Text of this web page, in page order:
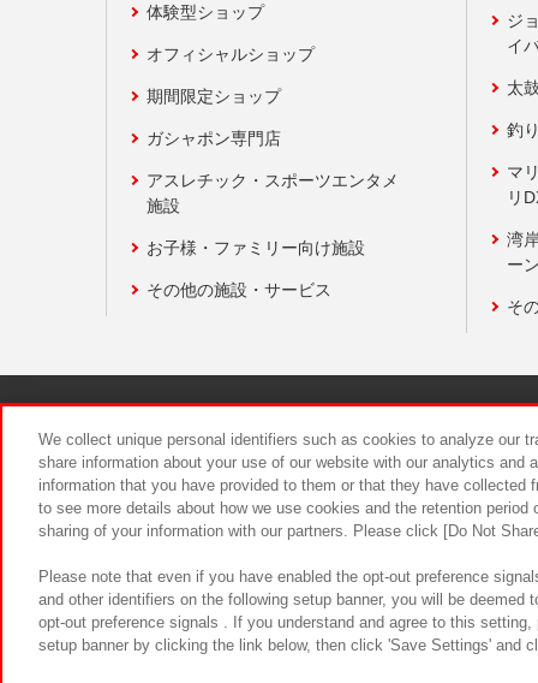
体験型ショップ
オフィシャルショップ
期間限定ショップ
ガシャポン専門店
アスレチック・スポーツエンタメ
施設
お子様・ファミリー向け施設
その他の施設・サービス
ジ
イ
太
釣
マ
リ
湾
ー
そ
食品のご
We collect unique personal identifiers such as cookies to analyze our
share information about your use of our website with our analytics and
information that you have provided to them or that they have
to see more details about how we use cookies and the retention
sharing of your information with our partners. Please click [Do Not
Please note that even if you have enabled the opt-out preference
and other identifiers on the following setup banner, you will be
opt-out preference signals . If you understand and agree to this
setup banner by clicking the link below, then click 'Save Settings' and